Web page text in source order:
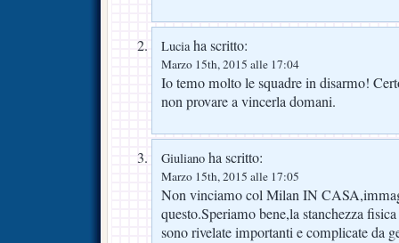
Luciaha scritto:
Marzo 15th, 2015 alle 17:04
Io temo molto le squadre in disarmo!
non provare a vincerla domani.
Giuliano ha scritto:
Marzo 15th, 2015 alle 17:05
Non vinciamo col Milan IN
questo.Speriamo bene,la stanchezza
sono rivelate importanti e complicate da